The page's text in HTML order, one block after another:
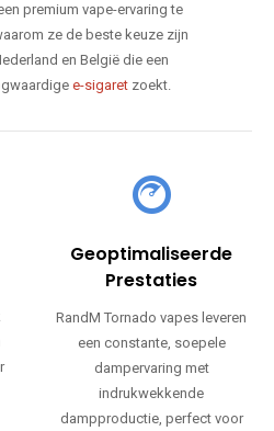
premium vape-ervaring te
ze de beste keuze zijn
en België die een
e-sigaretzoekt.
Geoptimaliseerde
Prestaties
RandM Tornado vapes leveren
een constante, soepele
dampervaring met
indrukwekkende
dampproductie, perfect voor